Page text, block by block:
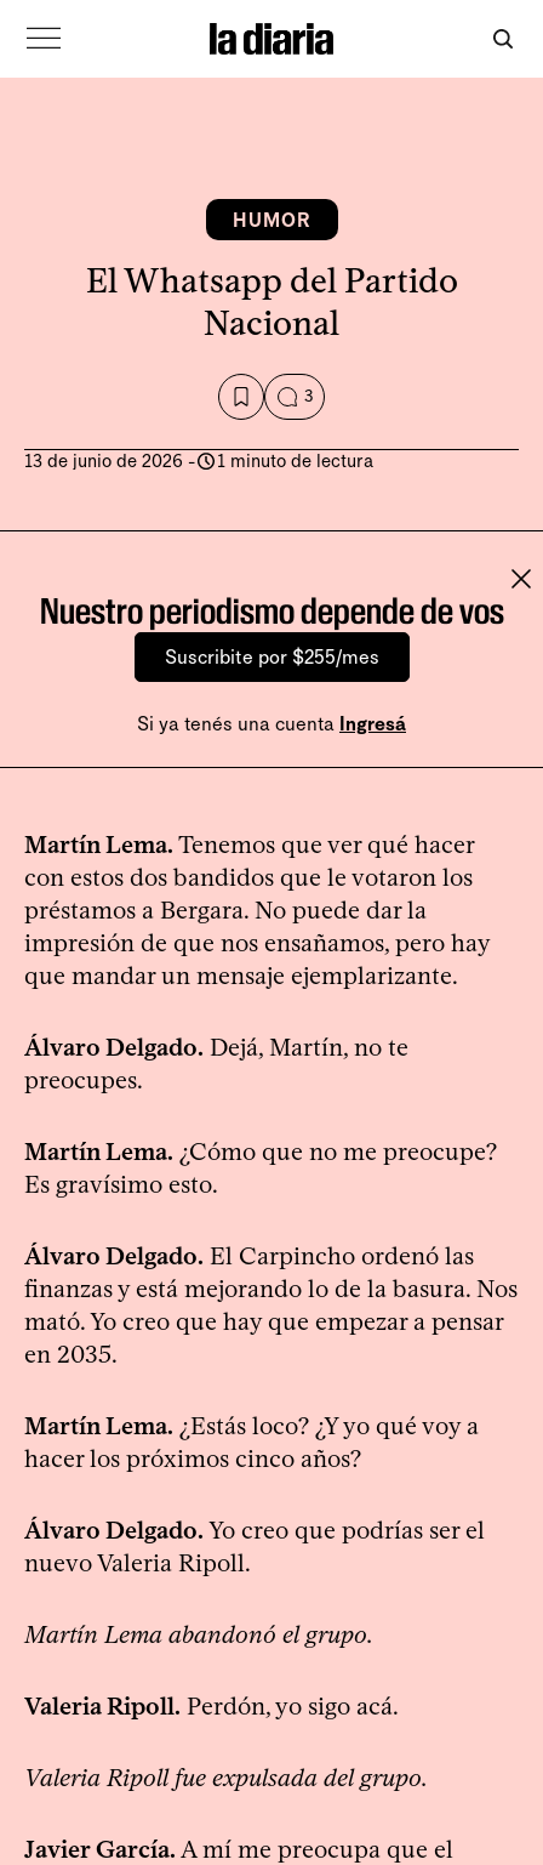
HUMOR
El Whatsapp del Partido
Nacional
3
13 de junio de 2026 - 1 minuto de lectura
Nuestro periodismo depende de vos
Suscribite por $255/mes
Si ya tenés una cuenta Ingresá
Martín Lema. Tenemos que ver qué hacer
con estos dos bandidos que le votaron los
préstamos a Bergara. No puede dar la
impresión de que nos ensañamos, pero hay
que mandar un mensaje ejemplarizante.
Álvaro Delgado. Dejá, Martín, no te
preocupes.
Martín Lema. ¿Cómo que no me preocupe?
Es gravísimo esto.
Álvaro Delgado. El Carpincho ordenó las
finanzas y está mejorando lo de la basura. Nos
mató. Yo creo que hay que empezar a pensar
en 2035.
Martín Lema. ¿Estás loco? ¿Y yo qué voy a
hacer los próximos cinco años?
Álvaro Delgado. Yo creo que podrías ser el
nuevo Valeria Ripoll.
Martín Lema abandonó el grupo.
Valeria Ripoll. Perdón, yo sigo acá.
Valeria Ripoll fue expulsada del grupo.
Javier García. A mí me preocupa que el